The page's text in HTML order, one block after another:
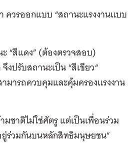
วรออกแบบ “สถานะแรงงานแบบ
“สีแดง” (ต้องตรวจสอบ)
ปรับสถานะเป็น “สีเขียว“
มารถควบคุมและคุ้มครองแรงงาน
มชาติไม่ใช่ศัตรู แต่เป็นเพื่อนร่วม
ร่วมกันบนหลักสิทธิมนุษยชน”